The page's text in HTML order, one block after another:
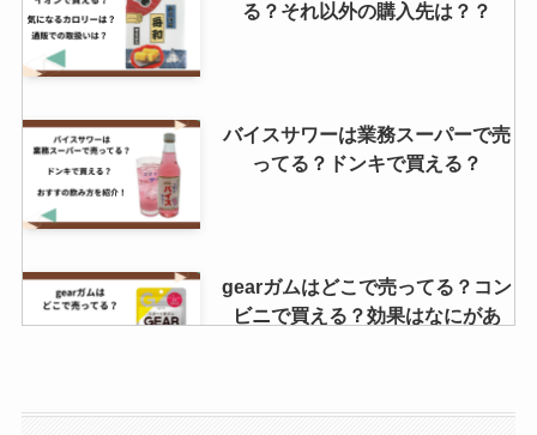
る？それ以外の購入先は？？
バイスサワーは業務スーパーで売
ってる？ドンキで買える？
gearガムはどこで売ってる？コン
ビニで買える？効果はなにがあ